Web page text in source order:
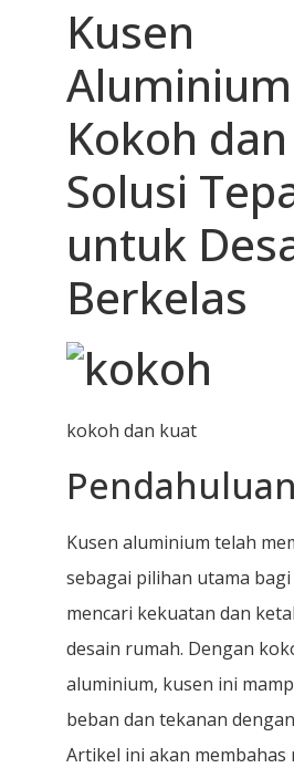
Kusen
Aluminium
Kokoh
Solusi
untuk
Berkelas
kokoh dan kuat
Pendahuluan
Kusen aluminium telah
sebagai pilihan utama
mencari kekuatan dan
desain rumah. Dengan
aluminium, kusen ini
beban dan tekanan
Artikel ini akan membahas